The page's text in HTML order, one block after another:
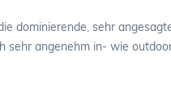
dominierende, sehr
sehr angenehm in- wie